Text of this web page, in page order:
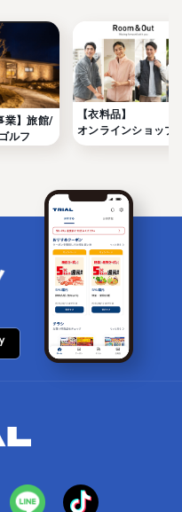
業】旅館/
ルフ
【衣料品】
オンラインショップ